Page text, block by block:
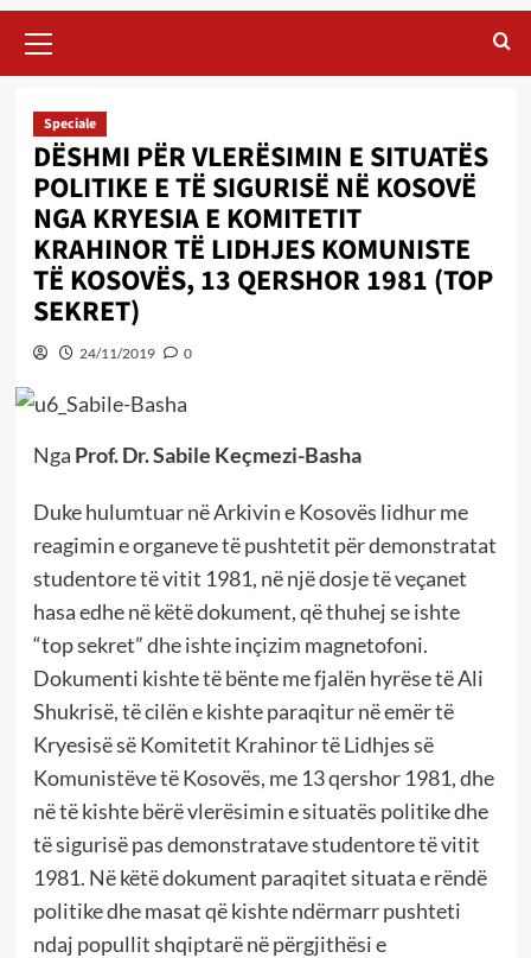
Menu
Speciale
DËSHMI PËR VLERËSIMIN E SITUATËS
POLITIKE E TË SIGURISË NË KOSOVË
NGA KRYESIA E KOMITETIT
KRAHINOR TË LIDHJES KOMUNISTE
TË KOSOVËS, 13 QERSHOR 1981 (TOP
SEKRET)
24/11/2019 0
Nga Prof. Dr. Sabile Keçmezi-Basha
Duke hulumtuar në Arkivin e Kosovës lidhur me
reagimin e organeve të pushtetit për demonstratat
studentore të vitit 1981, në një dosje të veçanet
hasa edhe në këtë dokument, që thuhej se ishte
“top sekret” dhe ishte inçizim magnetofoni.
Dokumenti kishte të bënte me fjalën hyrëse të Ali
Shukrisë, të cilën e kishte paraqitur në emër të
Kryesisë së Komitetit Krahinor të Lidhjes së
Komunistëve të Kosovës, me 13 qershor 1981, dhe
në të kishte bërë vlerësimin e situatës politike dhe
të sigurisë pas demonstratave studentore të vitit
1981. Në këtë dokument paraqitet situata e rëndë
politike dhe masat që kishte ndërmarr pushteti
ndaj popullit shqiptarë në përgjithësi e